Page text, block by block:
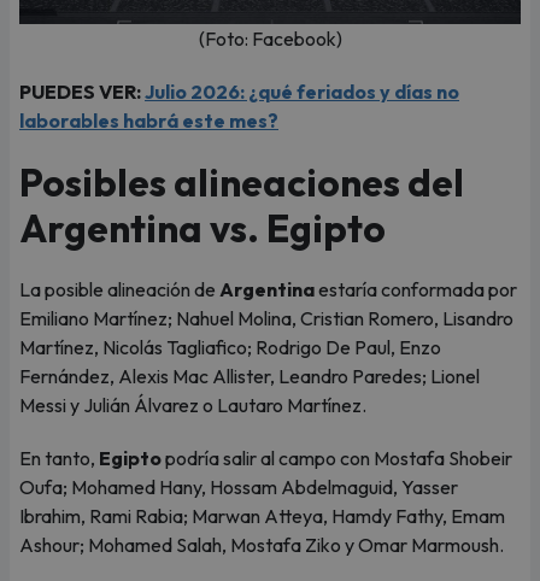
(Foto: Facebook)
PUEDES VER:Julio 2026: ¿qué feriados y días no
laborables habrá este mes?
Posibles alineaciones del
Argentina vs. Egipto
La posible alineación de Argentinaestaría conformada por
Emiliano Martínez; Nahuel Molina, Cristian Romero, Lisandro
Martínez, Nicolás Tagliafico; Rodrigo De Paul, Enzo
Fernández, Alexis Mac Allister, Leandro Paredes; Lionel
Messi y Julián Álvarez o Lautaro Martínez.
En tanto, Egiptopodría salir al campo con Mostafa Shobeir
Oufa; Mohamed Hany, Hossam Abdelmaguid, Yasser
Ibrahim, Rami Rabia; Marwan Atteya, Hamdy Fathy, Emam
Ashour; Mohamed Salah, Mostafa Ziko y Omar Marmoush.